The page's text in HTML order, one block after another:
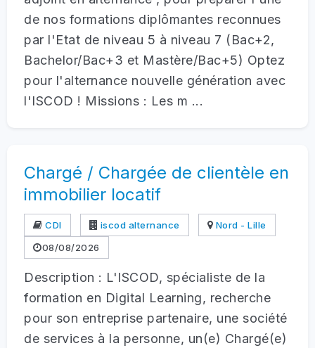
de nos formations diplômantes reconnues
par l'Etat de niveau 5 à niveau 7 (Bac+2,
Bachelor/Bac+3 et Mastère/Bac+5) Optez
pour l'alternance nouvelle génération avec
l'ISCOD ! Missions : Les m ...
Chargé / Chargée de clientèle en
immobilier locatif
CDI iscod alternance
Nord - Lille
08/08/2026
Description : L'ISCOD, spécialiste de la
formation en Digital Learning, recherche
pour son entreprise partenaire, une société
de services à la personne, un(e) Chargé(e)